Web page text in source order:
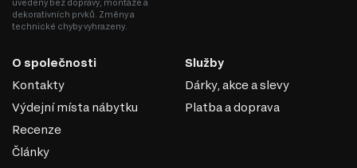
uvedeny bez dopravy, montáže a
dekorativních prvků. Změny a
technické chyby vyhrazeny.
O společnosti
Kontakty
Výdejní místa nábytku
Recenze
Články
Služby
Dárky, akce a slevy
Platba a doprava